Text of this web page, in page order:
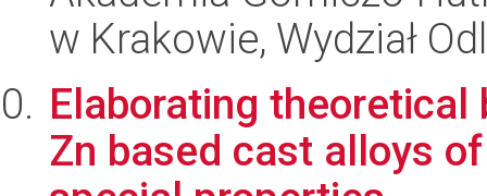
w Krakowie, Wydział
Elaborating
Zn based cast alloys